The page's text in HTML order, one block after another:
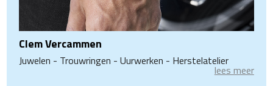
Clem Vercammen
Juwelen - Trouwringen - Uurwerken - Herstelatelier
lees meer